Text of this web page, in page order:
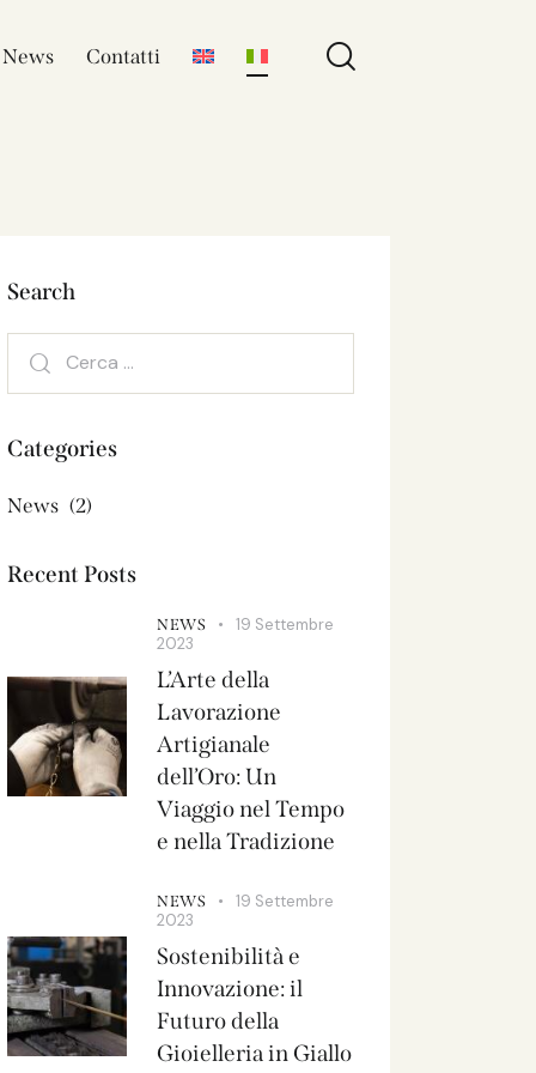
News Contatti
Search
Categories
News (2)
Recent Posts
NEWS
19 Settembre
2023
L’Arte della
Lavorazione
Artigianale
dell’Oro: Un
Viaggio nel Tempo
e nella Tradizione
NEWS
19 Settembre
2023
Sostenibilità e
Innovazione: il
Futuro della
Gioielleria in Giallo